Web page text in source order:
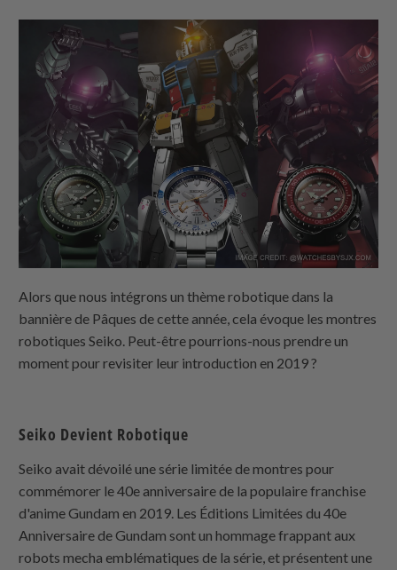
Alors que nous intégrons un thème robotique dans la
bannière de Pâques de cette année, cela évoque les montres
robotiques Seiko. Peut-être pourrions-nous prendre un
moment pour revisiter leur introduction en 2019 ?
Seiko Devient Robotique
Seiko avait dévoilé une série limitée de montres pour
commémorer le 40e anniversaire de la populaire franchise
d'anime Gundam en 2019. Les Éditions Limitées du 40e
Anniversaire de Gundam sont un hommage frappant aux
robots mecha emblématiques de la série, et présentent une